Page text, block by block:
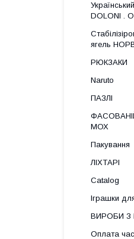
DOLONI .
ягель
РЮКЗАКИ
Naruto
ПАЗЛІ
МОХ
Пакування
ЛІХТАРІ
Catalog
Іграшки
ВИРОБИ
Оплата